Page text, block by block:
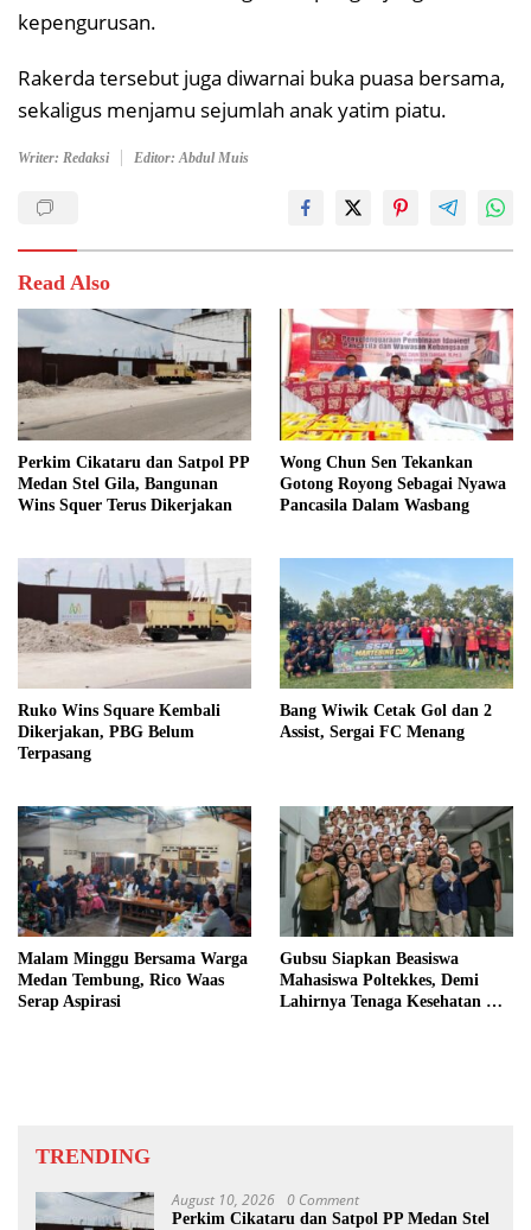
kepengurusan.
Rakerda tersebut juga diwarnai buka puasa bersama,
sekaligus menjamu sejumlah anak yatim piatu.
Writer: Redaksi Editor: Abdul Muis
Read Also
Perkim Cikataru dan Satpol PP
Medan Stel Gila, Bangunan
Wins Squer Terus Dikerjakan
Wong Chun Sen Tekankan
Gotong Royong Sebagai Nyawa
Pancasila Dalam Wasbang
Ruko Wins Square Kembali
Dikerjakan, PBG Belum
Terpasang
Bang Wiwik Cetak Gol dan 2
Assist, Sergai FC Menang
Malam Minggu Bersama Warga
Medan Tembung, Rico Waas
Serap Aspirasi
Gubsu Siapkan Beasiswa
Mahasiswa Poltekkes, Demi
Lahirnya Tenaga Kesehatan Di
TRENDING
August 10, 2026 0 Comment
Perkim Cikataru dan Satpol PP Medan Stel